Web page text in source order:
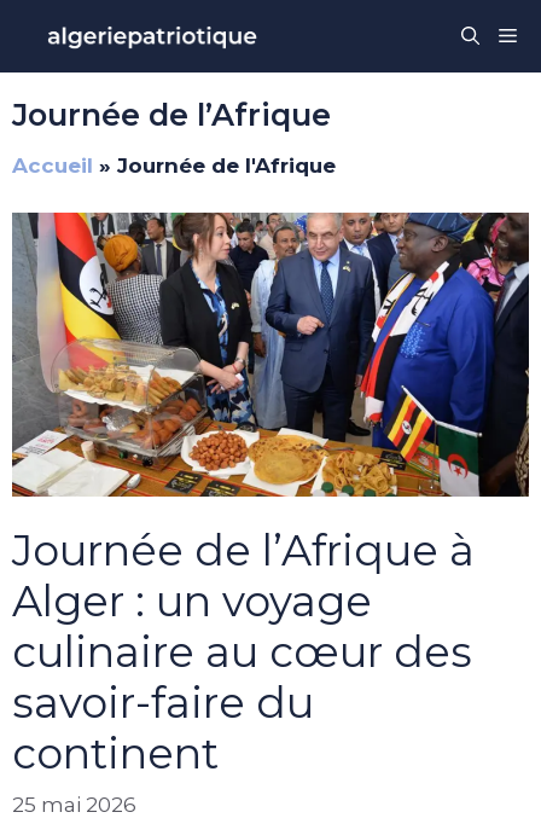
contenu
Journée de l’Afrique
Accueil » Journée de l'Afrique
Journée de l’Afrique à
Alger : un voyage
culinaire au cœur des
savoir-faire du
continent
25 mai 2026